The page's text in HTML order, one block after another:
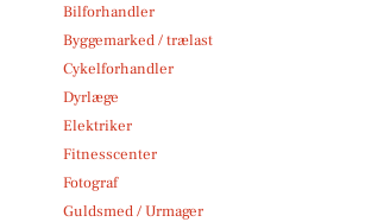
Bilforhandler
Byggemarked / trælast
Cykelforhandler
Dyrlæge
Elektriker
Fitnesscenter
Fotograf
Guldsmed / Urmager